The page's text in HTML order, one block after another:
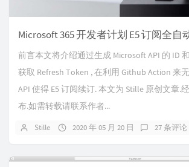
Microsoft 365 开发者计划 E5 订阅全自
前言本文将介绍通过生成 Microsoft API 的 ID
获取 Refresh Token , 在利用 Github Action 来
API 使得 E5 订阅续订. 本文为 Stille 原创文章.
布.如需转载请联系作者...
Stille 2020 年 05 月 20 日 27 条评论